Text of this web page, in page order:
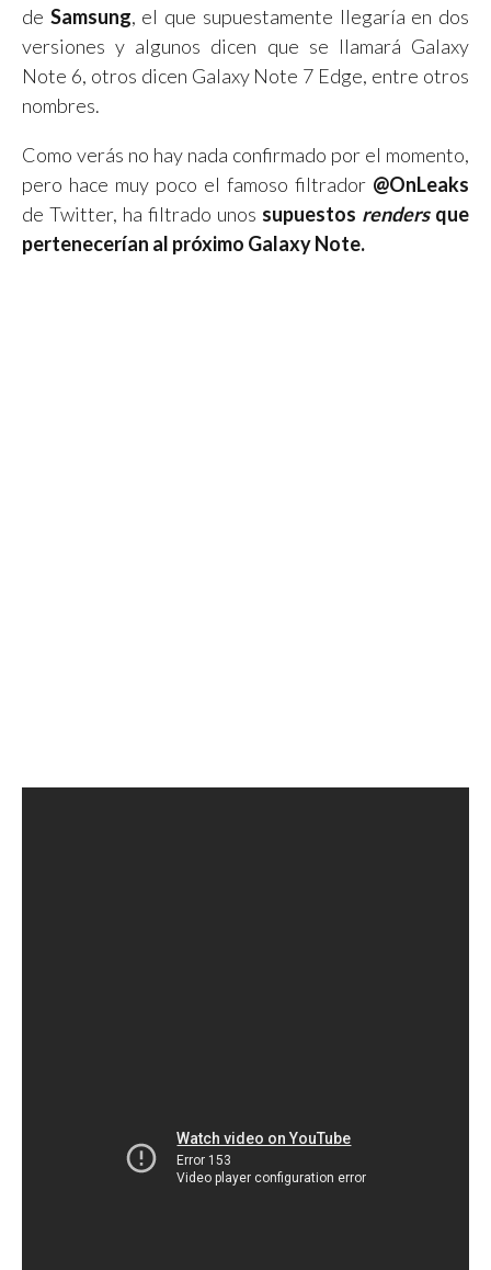
de Samsung, el que supuestamente llegaría en dos
versiones y algunos dicen que se llamará Galaxy
Note 6, otros dicen Galaxy Note 7 Edge, entre otros
nombres.
Como verás no hay nada confirmado por el momento,
pero hace muy poco el famoso filtrador @OnLeaks
de Twitter, ha filtrado unos supuestos rendersque
pertenecerían al próximo Galaxy Note.